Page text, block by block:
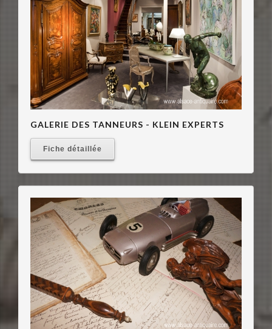
GALERIE DES TANNEURS - KLEIN EXPERTS
Fiche détaillée